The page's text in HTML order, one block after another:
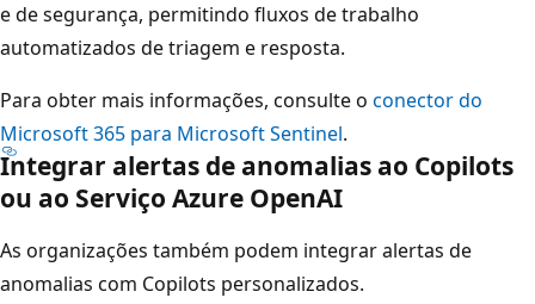
e de segurança, permitindo fluxos de trabalho
automatizados de triagem e resposta.
Para obter mais informações, consulte o conector do
Microsoft 365 para Microsoft Sentinel.
Integrar alertas de anomalias ao Copilots
ou ao Serviço Azure OpenAI
As organizações também podem integrar alertas de
anomalias com Copilots personalizados.